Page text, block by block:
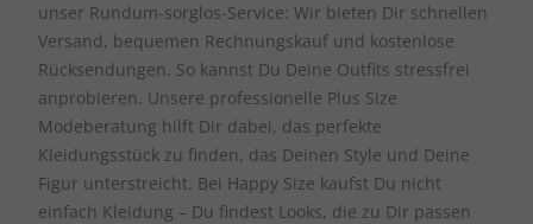
unser Rundum-sorglos-Service: Wir bieten Dir schnellen
Versand, bequemen Rechnungskauf und kostenlose
Rücksendungen. So kannst Du Deine Outfits stressfrei
anprobieren. Unsere professionelle Plus Size
Modeberatung hilft Dir dabei, das perfekte
Kleidungsstück zu finden, das Deinen Style und Deine
Figur unterstreicht. Bei Happy Size kaufst Du nicht
einfach Kleidung – Du findest Looks, die zu Dir passen